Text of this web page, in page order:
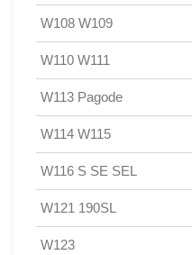
W108 W109
W110 W111
W113 Pagode
W114 W115
W116 S SE SEL
W121 190SL
W123